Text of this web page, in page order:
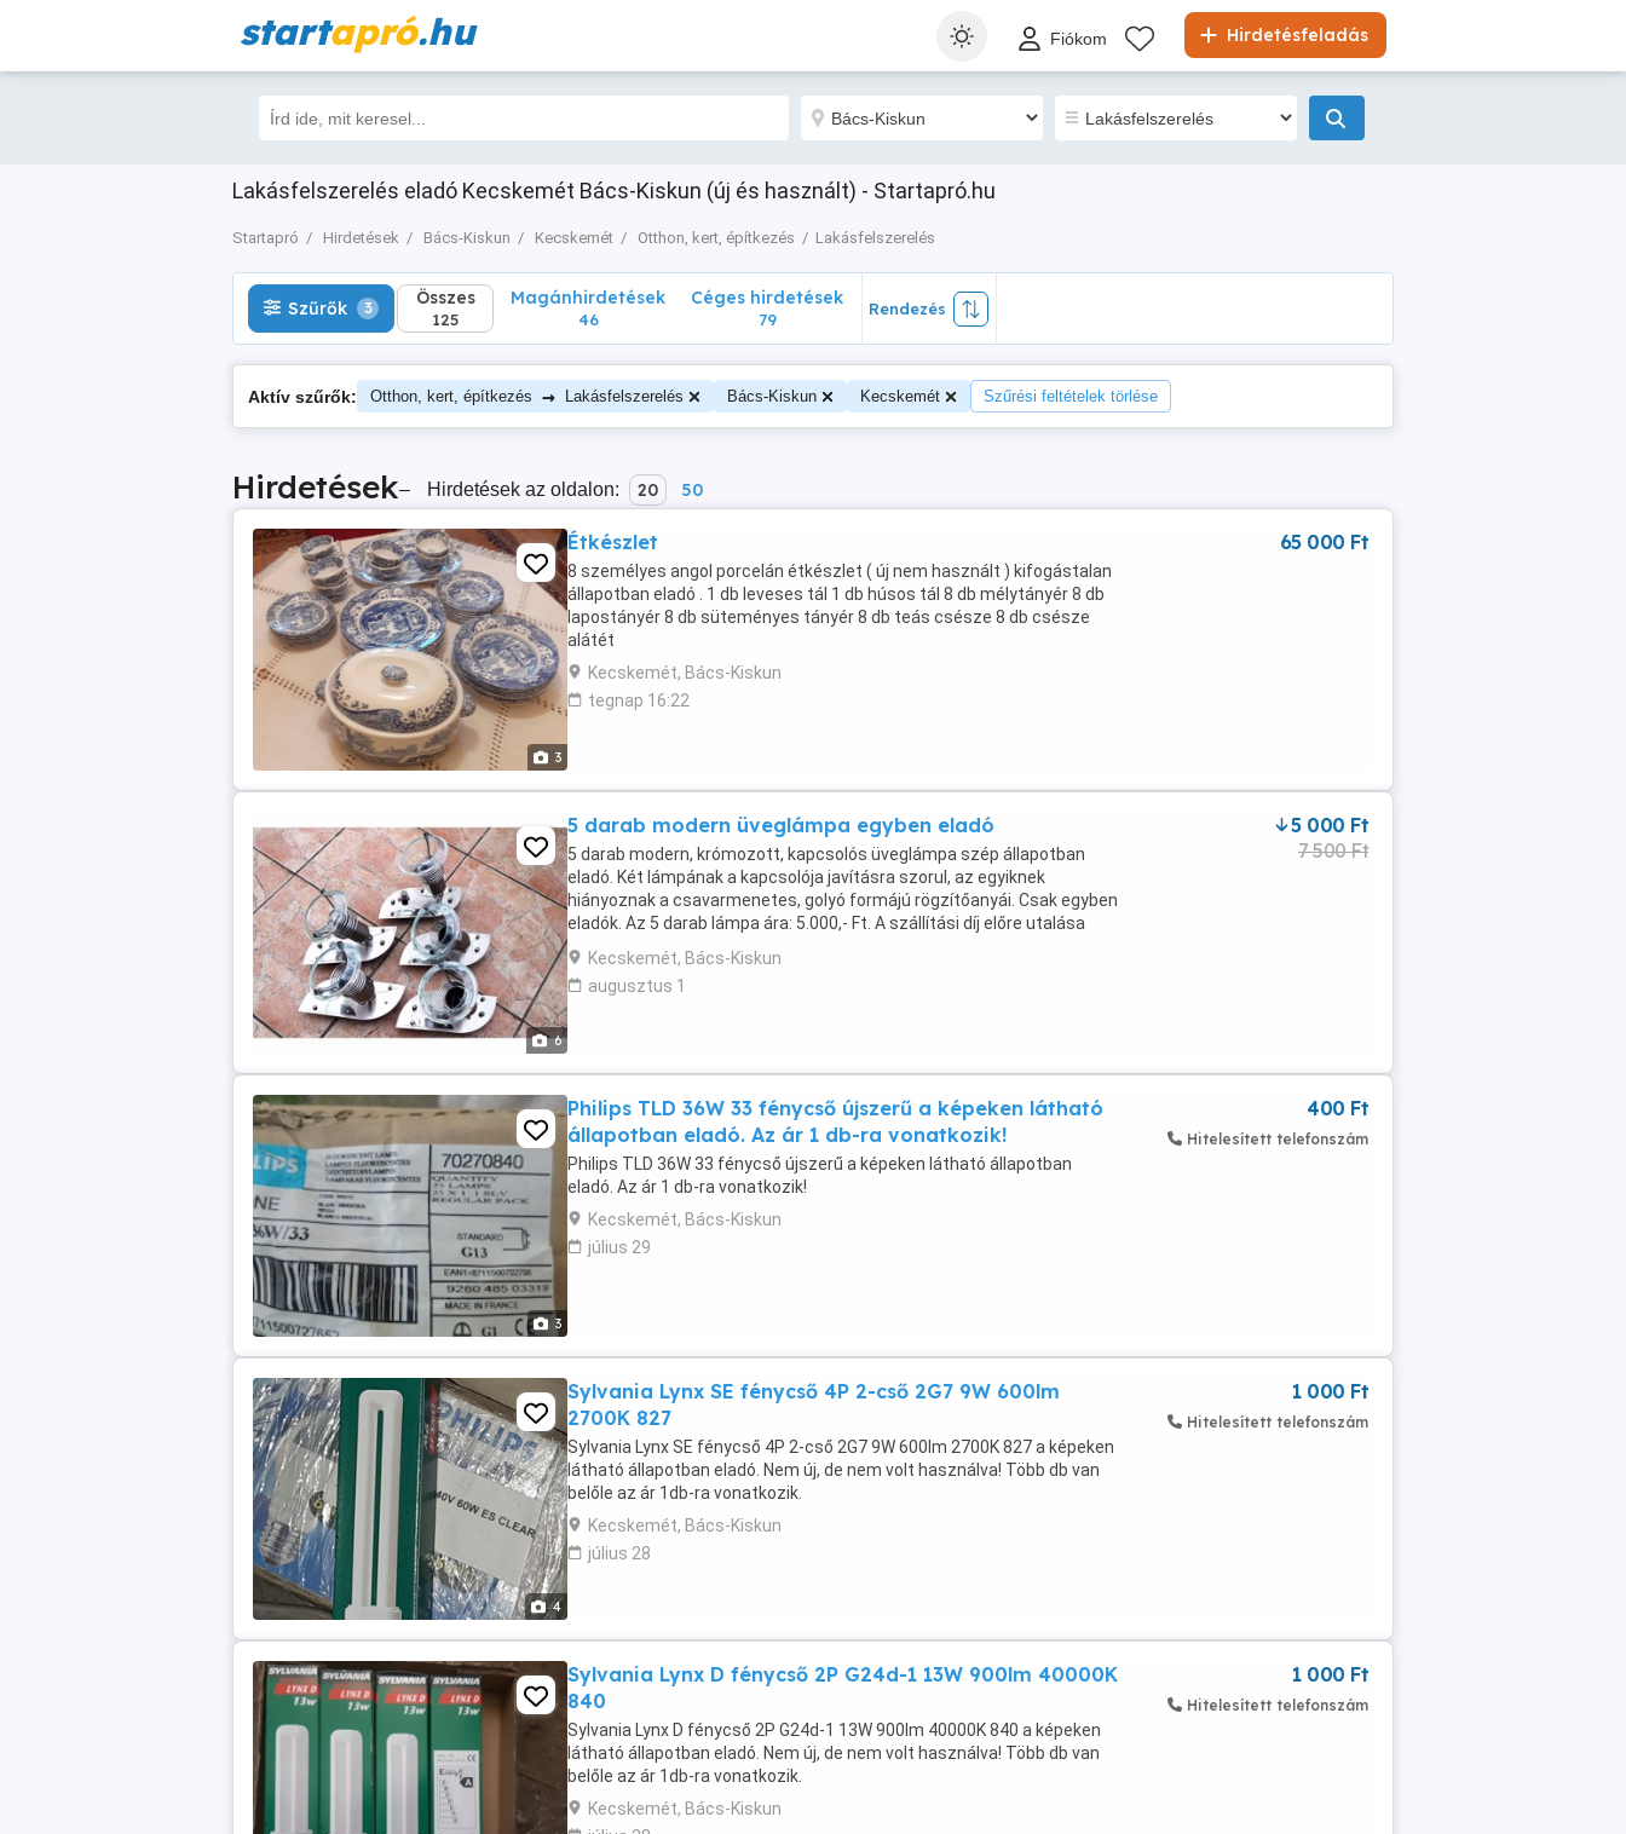
startapró.hu Hirdetésfeladás
Fiókom
Lakásfelszerelés eladó Kecskemét Bács-Kiskun (új és használt) - Startapró.hu
Startapró Hirdetések Bács-Kiskun Kecskemét Otthon, kert, építkezés Lakásfelszerelés
Szűrők 3 Összes
125
Szűrők 3 Összes
125
Magánhirdetések
46
Céges hirdetések
79
Rendezés
Aktív szűrők: Otthon, kert, építkezés → Lakásfelszerelés Bács-Kiskun Kecskemét Szűrési feltételek törlése
Hirdetések– Hirdetések az oldalon: 20 50
3
Étkészlet
8 személyes angol porcelán étkészlet ( új nem használt ) kifogástalan
állapotban eladó . 1 db leveses tál 1 db húsos tál 8 db mélytányér 8 db
lapostányér 8 db süteményes tányér 8 db teás csésze 8 db csésze
alátét
Kecskemét, Bács-Kiskun
tegnap 16:22
65 000 Ft
6
5 darab modern üveglámpa egyben eladó
5 darab modern, krómozott, kapcsolós üveglámpa szép állapotban
eladó. Két lámpának a kapcsolója javításra szorul, az egyiknek
hiányoznak a csavarmenetes, golyó formájú rögzítőanyái. Csak egyben
eladók. Az 5 darab lámpa ára: 5.000,- Ft. A szállítási díj előre utalása
után a vevő költségére országon belül ...
Kecskemét, Bács-Kiskun
augusztus 1
5 000 Ft
7 500 Ft
3
Philips TLD 36W 33 fénycső újszerű a képeken látható
állapotban eladó. Az ár 1 db-ra vonatkozik!
Philips TLD 36W 33 fénycső újszerű a képeken látható állapotban
eladó. Az ár 1 db-ra vonatkozik!
Kecskemét, Bács-Kiskun
július 29
400 Ft
Hitelesített telefonszám
4
Sylvania Lynx SE fénycső 4P 2-cső 2G7 9W 600lm
2700K 827
Sylvania Lynx SE fénycső 4P 2-cső 2G7 9W 600lm 2700K 827 a képeken
látható állapotban eladó. Nem új, de nem volt használva! Több db van
belőle az ár 1db-ra vonatkozik.
Kecskemét, Bács-Kiskun
július 28
1 000 Ft
Hitelesített telefonszám
Sylvania Lynx D fénycső 2P G24d-1 13W 900lm 40000K
840
Sylvania Lynx D fénycső 2P G24d-1 13W 900lm 40000K 840 a képeken
látható állapotban eladó. Nem új, de nem volt használva! Több db van
belőle az ár 1db-ra vonatkozik.
Kecskemét, Bács-Kiskun
1 000 Ft
Hitelesített telefonszám